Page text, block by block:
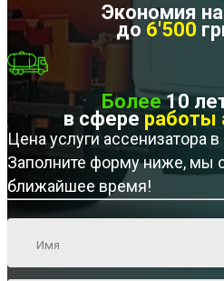
Экономия
до 6'500
Более10
в сфере работы
Цена услуги ассенизатора
Заполните форму ниже, мы
ближайшее время!